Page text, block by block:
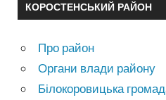
КОРОСТЕНСЬКИЙ РАЙОН
Про район
Органи влади району
Білокоровицька